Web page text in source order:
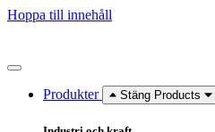
Hoppa till innehåll
Produkter Stäng Products